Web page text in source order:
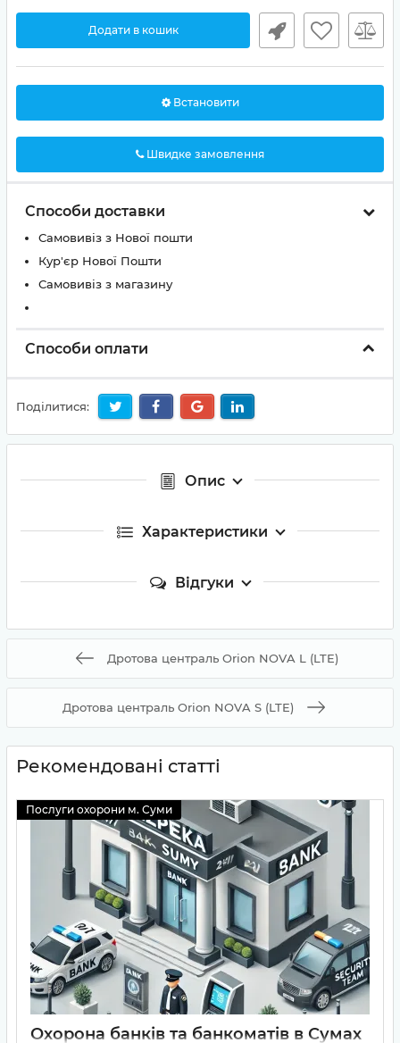
Додати в кошик
Встановити
Швидке замовлення
Способи доставки
Самовивіз з Нової пошти
Кур'єр Нової Пошти
Самовивіз з магазину
Способи оплати
Поділитися:
Опис
Характеристики
Відгуки
Дротова централь Orion NOVA L (LTE)
Дротова централь Orion NOVA S (LTE)
Рекомендовані статті
Послуги охорони м. Суми
Охорона банків та банкоматів в Сумах